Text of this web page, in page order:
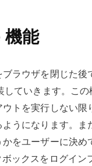
機能
ラウザを閉じた後
していきます。この
トを実行しない限
うになります。ま
をユーザーに決め
ックスをログイン